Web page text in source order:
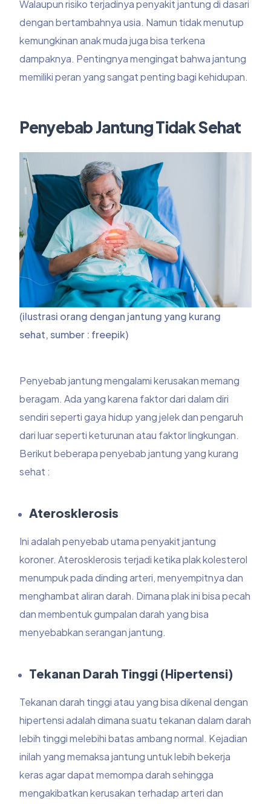
Walaupun risiko terjadinya penyakit jantung di dasari
dengan bertambahnya usia. Namun tidak menutup
kemungkinan anak muda juga bisa terkena
dampaknya. Pentingnya mengingat bahwa jantung
memiliki peran yang sangat penting bagi kehidupan.
Penyebab Jantung Tidak Sehat
(ilustrasi orang dengan jantung yang kurang
sehat, sumber : freepik)
Penyebab jantung mengalami kerusakan memang
beragam. Ada yang karena faktor dari dalam diri
sendiri seperti gaya hidup yang jelek dan pengaruh
dari luar seperti keturunan atau faktor lingkungan.
Berikut beberapa penyebab jantung yang kurang
sehat :
Aterosklerosis
Ini adalah penyebab utama penyakit jantung
koroner. Aterosklerosis terjadi ketika plak kolesterol
menumpuk pada dinding arteri, menyempitnya dan
menghambat aliran darah. Dimana plak ini bisa pecah
dan membentuk gumpalan darah yang bisa
menyebabkan serangan jantung.
Tekanan Darah Tinggi (Hipertensi)
Tekanan darah tinggi atau yang bisa dikenal dengan
hipertensi adalah dimana suatu tekanan dalam darah
lebih tinggi melebihi batas ambang normal. Kejadian
inilah yang memaksa jantung untuk lebih bekerja
keras agar dapat memompa darah sehingga
mengakibatkan kerusakan terhadap arteri dan